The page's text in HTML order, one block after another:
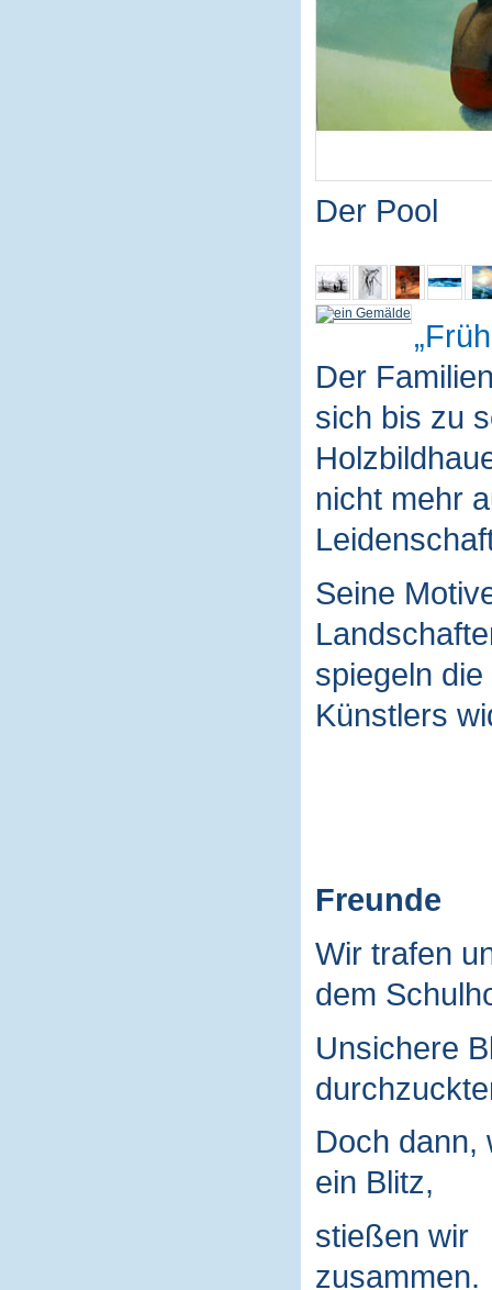
Der Pool
Der
sich bis zu
nicht mehr
Seine
spiegeln
Künstlers
Freunde
Wir trafen
dem
Unsichere
Doch dann,
ein Blitz,
stießen wir
zusammen.